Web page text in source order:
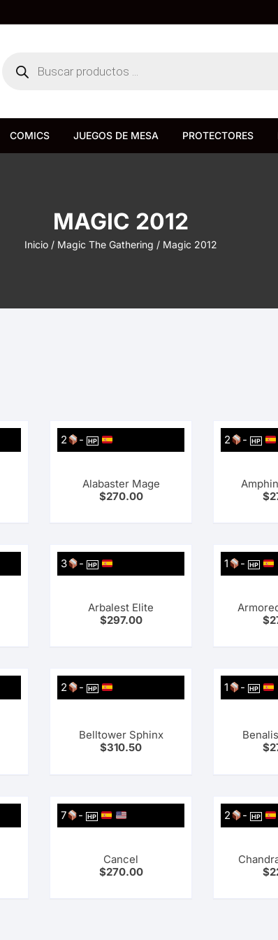
COMICS JUEGOS DE MESA PROTECTORES
MAGIC 2012
Inicio / Magic The Gathering / Magic 2012
2 -HP
Alabaster Mage
$270.00
2 -HP
$
3 -HP
Arbalest Elite
$297.00
1 -HP
$
2 -HP
Belltower Sphinx
$310.50
1 -HP
$
7 -HP
Cancel
$270.00
2 -HP
$